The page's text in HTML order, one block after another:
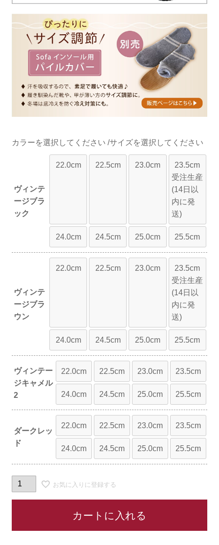
カラー サイズ
ヴィンテ
ージブラ
ック
22.0cm 22.5cm 23.0cm
23.5cm
受注生産
(14日以
内に発
送)
24.0cm 24.5cm 25.0cm 25.5cm
ヴィンテ
ージブラ
ウン
22.0cm 22.5cm 23.0cm
23.5cm
受注生産
(14日以
内に発
送)
24.0cm 24.5cm 25.0cm 25.5cm
ヴィンテー
ジキャメル
2
22.0cm 22.5cm 23.0cm 23.5cm
24.0cm 24.5cm 25.0cm 25.5cm
ダークレッ
ド
22.0cm 22.5cm 23.0cm 23.5cm
24.0cm 24.5cm 25.0cm 25.5cm
お気に入りに登録する
カートに入れる